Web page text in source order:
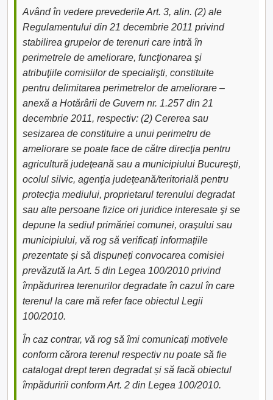
Având în vedere prevederile Art. 3, alin. (2) ale
Regulamentului din 21 decembrie 2011 privind
stabilirea grupelor de terenuri care intră în
perimetrele de ameliorare, funcţionarea şi
atribuţiile comisiilor de specialişti, constituite
pentru delimitarea perimetrelor de ameliorare –
anexă a Hotărârii de Guvern nr. 1.257 din 21
decembrie 2011, respectiv: (2) Cererea sau
sesizarea de constituire a unui perimetru de
ameliorare se poate face de către direcţia pentru
agricultură judeţeană sau a municipiului Bucureşti,
ocolul silvic, agenţia judeţeană/teritorială pentru
protecţia mediului, proprietarul terenului degradat
sau alte persoane fizice ori juridice interesate şi se
depune la sediul primăriei comunei, oraşului sau
municipiului, vă rog să verificați informațiile
prezentate și să dispuneți convocarea comisiei
prevăzută la Art. 5 din Legea 100/2010 privind
împădurirea terenurilor degradate în cazul în care
terenul la care mă refer face obiectul Legii
100/2010.
În caz contrar, vă rog să îmi comunicați motivele
conform cărora terenul respectiv nu poate să fie
catalogat drept teren degradat și să facă obiectul
împăduririi conform Art. 2 din Legea 100/2010.